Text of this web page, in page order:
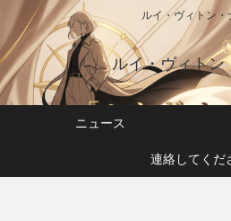
ルイ・ヴィトン・
ルイ・ヴィトン
ニュース
連絡してくだ